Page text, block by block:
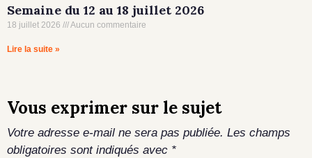
Semaine du 12 au 18 juillet 2026
18 juillet 2026 Aucun commentaire
Lire la suite »
Vous exprimer sur le sujet
Votre adresse e-mail ne sera pas publiée. Les champs
obligatoires sont indiqués avec *